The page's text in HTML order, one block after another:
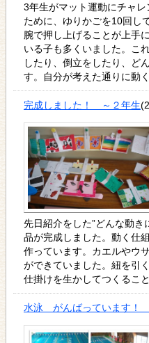
3年生がマット運動にチャ
ために、ゆりかごを10回し
腕で押し上げることが上手
いる子も多くいました。こ
したり、倒立をしたり、ど
す。自分が考えた通りに動く
完成しました！ ～２年生
先日紹介をした”どんな動き
品が完成しました。動く仕
作っています。カエルやウ
ができていました。紐を引
仕掛けを生かしてつくるこ
水泳 がんばっています！